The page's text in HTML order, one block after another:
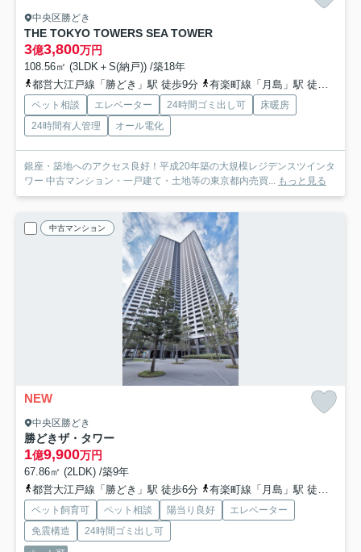
中央区勝どき
THE TOKYO TOWERS SEA TOWER
3億3,800万円
108.56㎡ (3LDK＋S(納戸)) /築18年
都営大江戸線「勝どき」駅 徒歩9分
有楽町線「月島」駅 徒歩19分
ペット相談 エレベーター 24時間ゴミ出し可
床暖房
24時間有人管理
オール電化
銀座・築地へのアクセス良好！平成20年築の大規模レジデンスツインタ
ワー 中古マンション・一戸建て・土地等の東京都内売買...
もっと見る
中古マンション
NEW
中央区勝どき
勝どきザ・タワー
1億9,900万円
67.86㎡ (2LDK) /築9年
都営大江戸線「勝どき」駅 徒歩6分
有楽町線「月島」駅 徒歩14分
ペット飼育可 ペット相談 陽当り良好
エレベーター
免震構造
24時間ゴミ出し可